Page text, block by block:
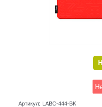
Артикул: LABC-444-BK